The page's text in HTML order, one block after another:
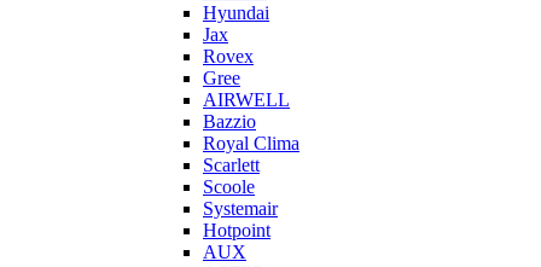
Hyundai
Jax
Rovex
Gree
AIRWELL
Bazzio
Royal Clima
Scarlett
Scoole
Systemair
Hotpoint
AUX